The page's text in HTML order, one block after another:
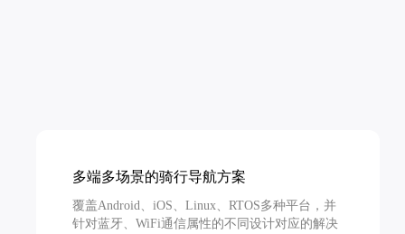
多端多场景的骑行导航方案
覆盖Android、iOS、Linux、RTOS多种平台，并
针对蓝牙、WiFi通信属性的不同设计对应的解决